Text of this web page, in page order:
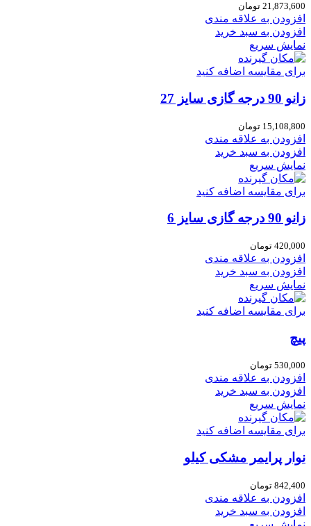
21,873,600 تومان
افزودن به علاقه مندی
افزودن به سبد خرید
نمایش سریع
برای مقایسه اضافه کنید
زانو 90 درجه گازی سایز 27
15,108,800 تومان
افزودن به علاقه مندی
افزودن به سبد خرید
نمایش سریع
برای مقایسه اضافه کنید
زانو 90 درجه گازی سایز 6
420,000 تومان
افزودن به علاقه مندی
افزودن به سبد خرید
نمایش سریع
برای مقایسه اضافه کنید
پیچ
530,000 تومان
افزودن به علاقه مندی
افزودن به سبد خرید
نمایش سریع
برای مقایسه اضافه کنید
نوار پرایمر مشکی کیلو
842,400 تومان
افزودن به علاقه مندی
افزودن به سبد خرید